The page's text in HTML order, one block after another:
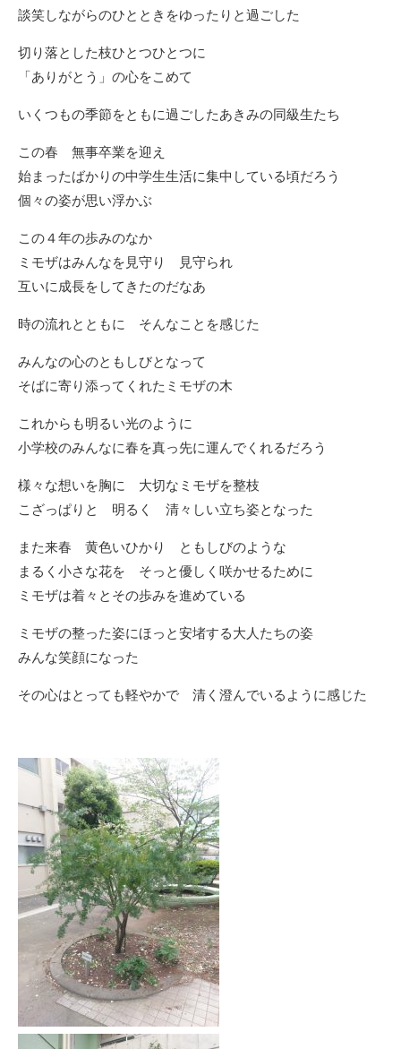
談笑しながらのひとときをゆったりと過ごした
切り落とした枝ひとつひとつに
「ありがとう」の心をこめて
いくつもの季節をともに過ごしたあきみの同級生たち
この春 無事卒業を迎え
始まったばかりの中学生生活に集中している頃だろう
個々の姿が思い浮かぶ
この４年の歩みのなか
ミモザはみんなを見守り 見守られ
互いに成長をしてきたのだなあ
時の流れとともに そんなことを感じた
みんなの心のともしびとなって
そばに寄り添ってくれたミモザの木
これからも明るい光のように
小学校のみんなに春を真っ先に運んでくれるだろう
様々な想いを胸に 大切なミモザを整枝
こざっぱりと 明るく 清々しい立ち姿となった
また来春 黄色いひかり ともしびのような
まるく小さな花を そっと優しく咲かせるために
ミモザは着々とその歩みを進めている
ミモザの整った姿にほっと安堵する大人たちの姿
みんな笑顔になった
その心はとっても軽やかで 清く澄んでいるように感じた